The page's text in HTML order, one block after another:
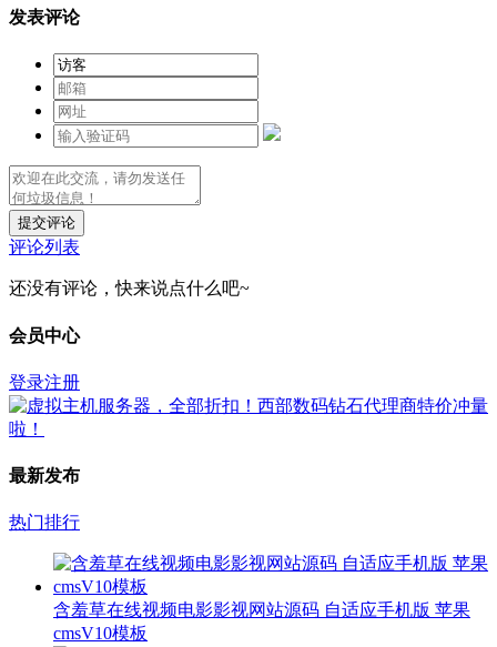
发表评论
提交评论
评论列表
还没有评论，快来说点什么吧~
会员中心
登录注册
最新发布
热门排行
含羞草在线视频电影影视网站源码 自适应手机版 苹果
cmsV10模板